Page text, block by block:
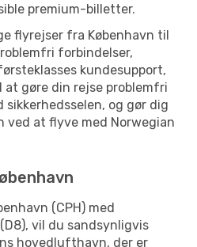
premium-billetter.
flyrejser fra København til
forbindelser,
kundesupport,
gøre din rejse problemfri
sikkerhedsselen, og gør dig
at flyve med Norwegian
(CPH) med
vil du sandsynligvis
hovedlufthavn, der er